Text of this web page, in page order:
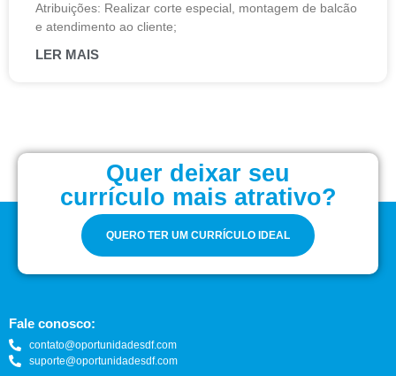
Atribuições: Realizar corte especial, montagem de balcão
e atendimento ao cliente;
LER MAIS
Quer deixar seu
currículo mais atrativo?
QUERO TER UM CURRÍCULO IDEAL
Fale conosco:
contato@oportunidadesdf.com
suporte@oportunidadesdf.com